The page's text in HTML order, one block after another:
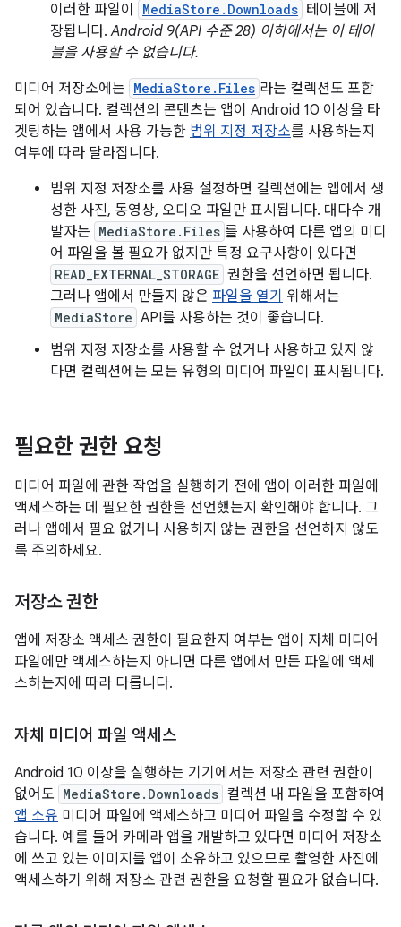
이러한 파일이
MediaStore.Downloads 테이블에 저
장됩니다.Android 9(API 수준 28) 이하에서는 이 테이
블을 사용할 수 없습니다.
미디어 저장소에는 MediaStore.Files 라는 컬렉션도 포함
되어 있습니다. 컬렉션의 콘텐츠는 앱이 Android 10 이상을 타
겟팅하는 앱에서 사용 가능한 범위 지정 저장소를 사용하는지
여부에 따라 달라집니다.
범위 지정 저장소를 사용 설정하면 컬렉션에는 앱에서 생
성한 사진, 동영상, 오디오 파일만 표시됩니다. 대다수 개
발자는 MediaStore.Files 를 사용하여 다른 앱의 미디
어 파일을 볼 필요가 없지만 특정 요구사항이 있다면
READ_EXTERNAL_STORAGE 권한을 선언하면 됩니다.
그러나 앱에서 만들지 않은 파일을 열기 위해서는
MediaStore API를 사용하는 것이 좋습니다.
범위 지정 저장소를 사용할 수 없거나 사용하고 있지 않
다면 컬렉션에는 모든 유형의 미디어 파일이 표시됩니다.
필요한 권한 요청
미디어 파일에 관한 작업을 실행하기 전에 앱이 이러한 파일에
액세스하는 데 필요한 권한을 선언했는지 확인해야 합니다. 그
러나 앱에서 필요 없거나 사용하지 않는 권한을 선언하지 않도
록 주의하세요.
저장소 권한
앱에 저장소 액세스 권한이 필요한지 여부는 앱이 자체 미디어
파일에만 액세스하는지 아니면 다른 앱에서 만든 파일에 액세
스하는지에 따라 다릅니다.
자체 미디어 파일 액세스
Android 10 이상을 실행하는 기기에서는 저장소 관련 권한이
없어도 MediaStore.Downloads 컬렉션 내 파일을 포함하여
앱 소유 미디어 파일에 액세스하고 미디어 파일을 수정할 수 있
습니다. 예를 들어 카메라 앱을 개발하고 있다면 미디어 저장소
에 쓰고 있는 이미지를 앱이 소유하고 있으므로 촬영한 사진에
액세스하기 위해 저장소 관련 권한을 요청할 필요가 없습니다.